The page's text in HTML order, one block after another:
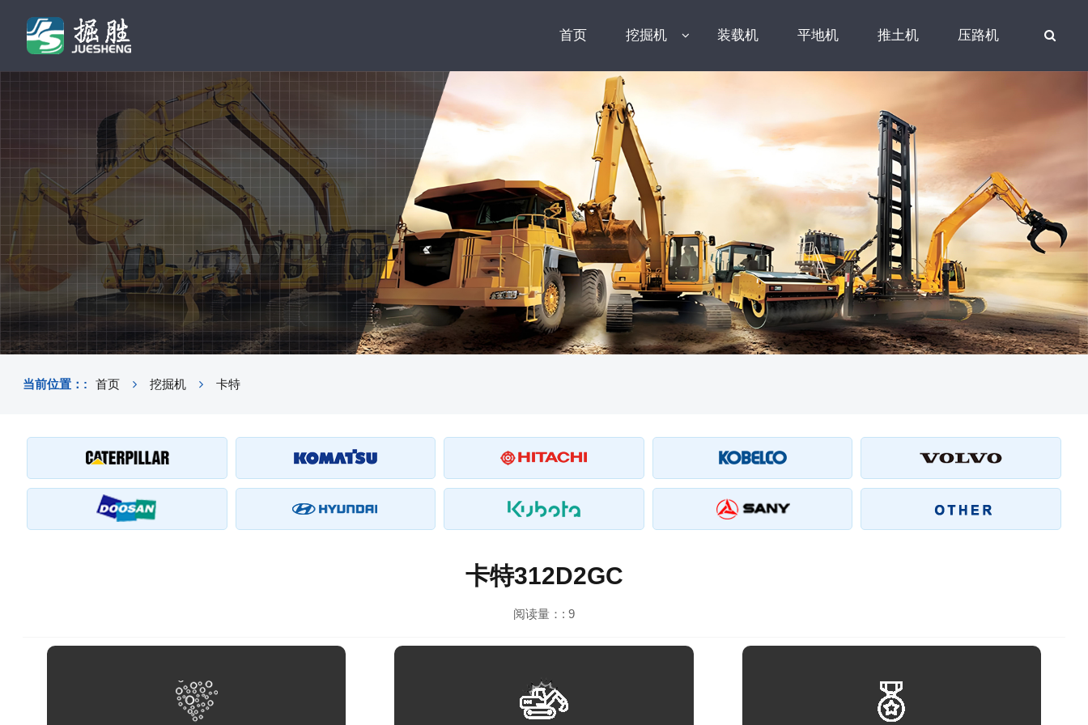
首页 挖掘机 装载机 平地机 推土机 压路机
当前位置：: 首页 挖掘机 卡特
卡特312D2GC
阅读量：: 9